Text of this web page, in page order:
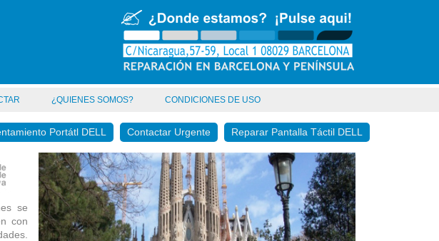
¿QUIENES SOMOS? CONDICIONES DE USO
Portátl DELL Contactar Urgente Reparar Pantalla Táctil DELL
se
con